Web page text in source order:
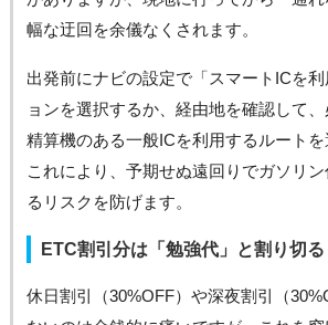
幅な迂回を余儀なくされます。
出発前にナビの設定で「スマートICを
ョンを選択するか、経由地を確認して
精算機のある一般ICを利用するルートを
これにより、予期せぬ遠回りでガソリ
るリスクを防げます。
ETC割引分は「勉強代」と割り切る
休日割引（30%OFF）や深夜割引（